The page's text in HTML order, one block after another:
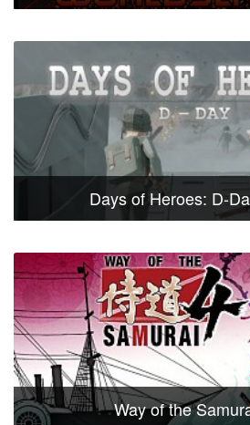
Days of Heroes: D-
Way of the